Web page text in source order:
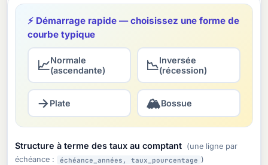
⚡ Démarrage rapide — choisissez une forme de
courbe typique
📈Normale
(ascendante)
📉Inversée
(récession)
→Plate 🏔Bossue
Structure à terme des taux au comptant (une ligne par
échéance :
échéance_années, taux_pourcentage )